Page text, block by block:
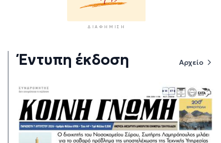
ΔΙΑΦΉΜΙΣΗ
Έντυπη έκδοση Αρχείο